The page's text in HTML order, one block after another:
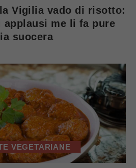
Vigilia vado di risotto:
applausi me li fa pure
suocera
VEGETARIANE